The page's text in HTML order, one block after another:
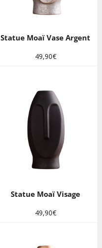
Statue Moaï Vase Argent
Prix
49,90€
Statue Moaï Visage
Prix
49,90€